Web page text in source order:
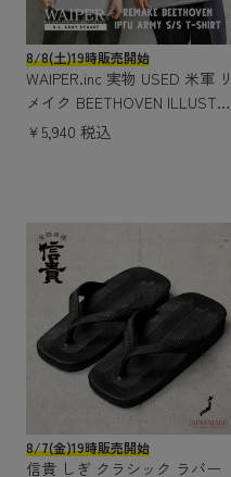
8/8(土)19時販売開始
WAIPER.inc 実物 USED 米軍 リ
メイク BEETHOVEN ILLUSTRA
TED IPFU ARMY ショートスリ
￥5,940 税込
8/7(金)19時販売開始
信貴 しぎ クラシック ラバー